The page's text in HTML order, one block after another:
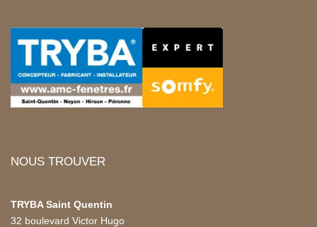
NOUS TROUVER
TRYBA Saint Quentin
32 boulevard Victor Hugo